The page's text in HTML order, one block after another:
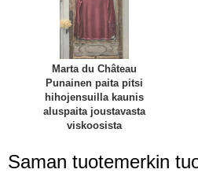
Marta du Château
Punainen paita pitsi
hihojensuilla kaunis
aluspaita joustavasta
viskoosista
Saman tuotemerkin